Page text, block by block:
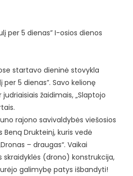
per 5 dienas” I-osios dienos
startavo dieninė stovykla
per 5 dienas”. Savo kelionę
žaidimais, „Slaptojo
rajono savivaldybės viešosios
Drukteinį, kuris vedė
– draugas“. Vaikai
skraidyklės (drono) konstrukcija,
galimybę patys išbandyti!